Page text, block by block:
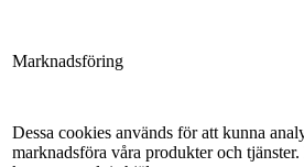
Marknadsföring
Dessa cookies används för att kunna
marknadsföra våra produkter och